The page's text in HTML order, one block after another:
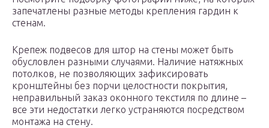
запечатлены разные методы крепления гардин к
стенам.
Крепеж подвесов для штор на стены может быть
обусловлен разными случаями. Наличие натяжных
потолков, не позволяющих зафиксировать
кронштейны без порчи целостности покрытия,
неправильный заказ оконного текстиля по длине –
все эти недостатки легко устраняются посредством
монтажа на стену.